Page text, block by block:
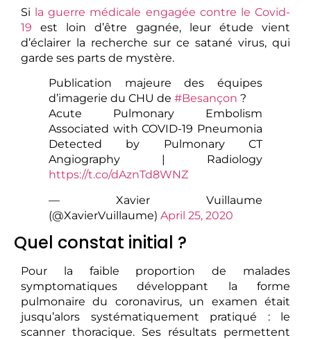
Si la guerre médicale engagée contre le Covid-
19 est loin d’être gagnée, leur étude vient
d’éclairer la recherche sur ce satané virus, qui
garde ses parts de mystère.
Publication majeure des équipes
d’imagerie du CHU de #Besançon ?
Acute Pulmonary Embolism
Associated with COVID-19 Pneumonia
Detected by Pulmonary CT
Angiography | Radiology
https://t.co/dAznTd8WNZ
— Xavier Vuillaume
(@XavierVuillaume) April 25, 2020
Quel constat initial ?
Pour la faible proportion de malades
symptomatiques développant la forme
pulmonaire du coronavirus, un examen était
jusqu’alors systématiquement pratiqué : le
scanner thoracique. Ses résultats permettent